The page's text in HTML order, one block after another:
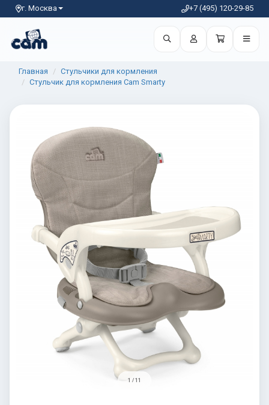
г. Москва +7 (495) 120-29-85
Главная
Стульчики для кормления
Стульчик для кормления Cam Smarty
1 / 11